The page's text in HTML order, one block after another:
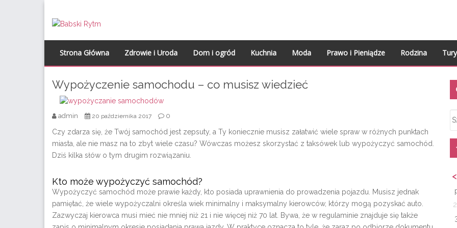
Strona Główna Zdrowie i Uroda Dom i ogród Kuchnia Moda Prawo i Pieniądze Rodzina
Wypożyczenie samochodu – co musisz wiedzieć
admin 20 października 2017 0
Czy zdarza się, że Twój samochód jest zepsuty, a Ty koniecznie musisz załatwić wiele spraw w różnych punktach
miasta, ale nie masz na to zbyt wiele czasu? Wówczas możesz skorzystać z taksówek lub wypożyczyć samochód.
Dziś kilka słów o tym drugim rozwiązaniu.
Kto może wypożyczyć samochód?
Wypożyczyć samochód może prawie każdy, kto posiada uprawnienia do prowadzenia pojazdu. Musisz jednak
pamiętać, że wiele wypożyczalni określa wiek minimalny i maksymalny kierowców, którzy mogą pozyskać auto.
Zazwyczaj kierowca musi mieć nie mniej niż 21 i nie więcej niż 70 lat. Bywa, że w regulaminie znajduje się także